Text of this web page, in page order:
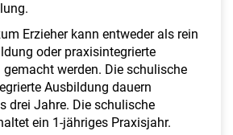
Erzieher kann entweder als rein
oder praxisintegrierte
werden. Die schulische
Ausbildung dauern
drei Jahre. Die schulische
ein 1-jähriges Praxisjahr.